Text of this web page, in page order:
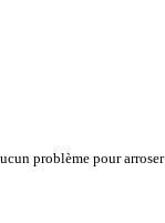
problème pour